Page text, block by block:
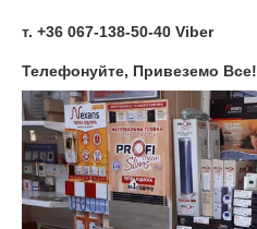
т. +36 067-138-50-40 Viber
Телефонуйте, Привеземо Все!